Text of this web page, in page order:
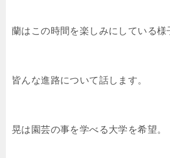
蘭はこの時間を楽しみにしている様
皆んな進路について話します。
晃は園芸の事を学べる大学を希望。